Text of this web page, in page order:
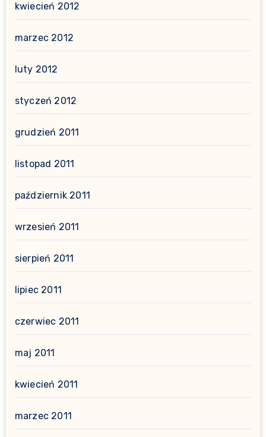
kwiecień 2012
marzec 2012
luty 2012
styczeń 2012
grudzień 2011
listopad 2011
październik 2011
wrzesień 2011
sierpień 2011
lipiec 2011
czerwiec 2011
maj 2011
kwiecień 2011
marzec 2011